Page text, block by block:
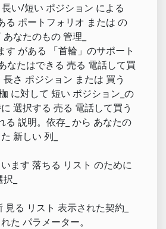
い/短い ポジション による
る ポートフォリオ または の
なたのもの 管理_
す がある 「首輪」のサポート
あなたはできる 売る 電話して買
長さ ポジション または 買う
に対して 短い ポジション_の
選択する 売る 電話して買う
る 説明。依存_ から あなたの
新しい 列_
ます 落ちる リスト のために
_
見る リスト 表示された契約_
た パラメーター。